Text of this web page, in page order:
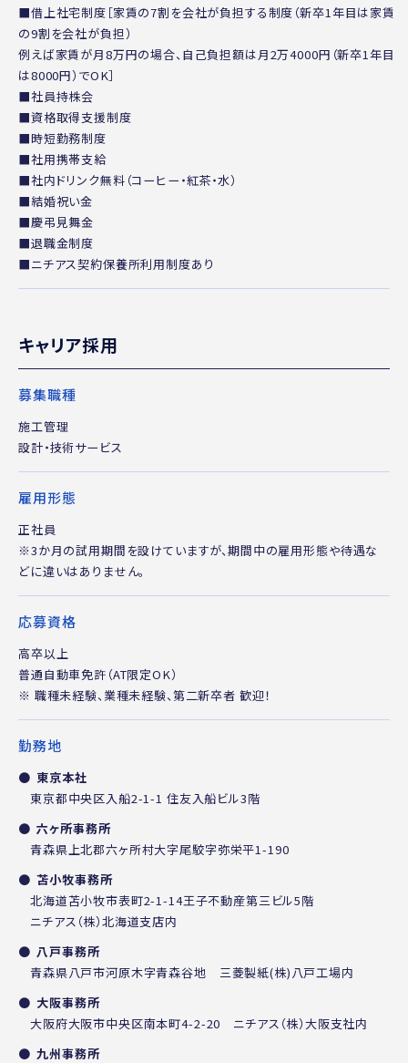
■借上社宅制度［家賃の7割を会社が負担する制度（新卒1年目は家賃
の9割を会社が負担）
例えば家賃が月8万円の場合、自己負担額は月2万4000円（新卒1年目
は8000円）でOK］
■社員持株会
■資格取得支援制度
■時短勤務制度
■社用携帯支給
■社内ドリンク無料（コーヒー・紅茶・水）
■結婚祝い金
■慶弔見舞金
■退職金制度
■ニチアス契約保養所利用制度あり
キャリア採用
募集職種
施工管理
設計・技術サービス
雇用形態
正社員
※3か月の試用期間を設けていますが、期間中の雇用形態や待遇な
どに違いはありません。
応募資格
高卒以上
普通自動車免許（AT限定OK）
※ 職種未経験、業種未経験、第二新卒者 歓迎！
勤務地
東京本社
東京都中央区入船2-1-1 住友入船ビル3階
六ヶ所事務所
青森県上北郡六ヶ所村大字尾駮字弥栄平1-190
苫小牧事務所
北海道苫小牧市表町2-1-14王子不動産第三ビル5階
ニチアス（株）北海道支店内
八戸事務所
青森県八戸市河原木字青森谷地 三菱製紙(株)八戸工場内
大阪事務所
大阪府大阪市中央区南本町4-2-20 ニチアス（株）大阪支社内
九州事務所